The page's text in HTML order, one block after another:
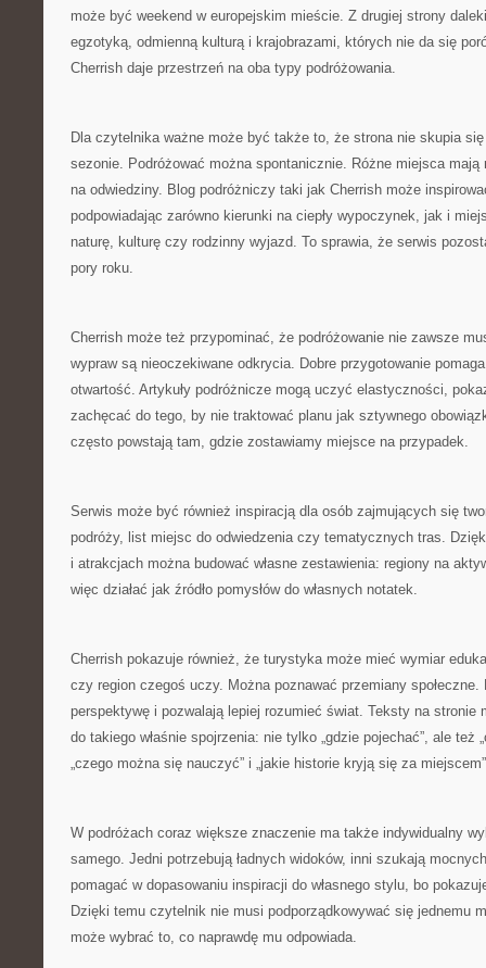
może być weekend w europejskim mieście. Z drugiej strony
egzotyką, odmienną kulturą i krajobrazami, których nie da się
Cherrish daje przestrzeń na oba typy podróżowania.
Dla czytelnika ważne może być także to, że strona nie skupia się
sezonie. Podróżować można spontanicznie. Różne miejsca
na odwiedziny. Blog podróżniczy taki jak Cherrish może
podpowiadając zarówno kierunki na ciepły wypoczynek, jak i
naturę, kulturę czy rodzinny wyjazd. To sprawia, że serwis
pory roku.
Cherrish może też przypominać, że podróżowanie nie zawsze
wypraw są nieoczekiwane odkrycia. Dobre przygotowanie
otwartość. Artykuły podróżnicze mogą uczyć elastyczności,
zachęcać do tego, by nie traktować planu jak sztywnego
często powstają tam, gdzie zostawiamy miejsce na przypadek.
Serwis może być również inspiracją dla osób zajmujących się
podróży, list miejsc do odwiedzenia czy tematycznych tras.
i atrakcjach można budować własne zestawienia: regiony na
więc działać jak źródło pomysłów do własnych notatek.
Cherrish pokazuje również, że turystyka może mieć wymiar
czy region czegoś uczy. Można poznawać przemiany społeczne.
perspektywę i pozwalają lepiej rozumieć świat. Teksty na stronie
do takiego właśnie spojrzenia: nie tylko „gdzie pojechać”, ale też
„czego można się nauczyć” i „jakie historie kryją się za
W podróżach coraz większe znaczenie ma także indywidualny
samego. Jedni potrzebują ładnych widoków, inni szukają
pomagać w dopasowaniu inspiracji do własnego stylu, bo
Dzięki temu czytelnik nie musi podporządkowywać się jednemu
może wybrać to, co naprawdę mu odpowiada.